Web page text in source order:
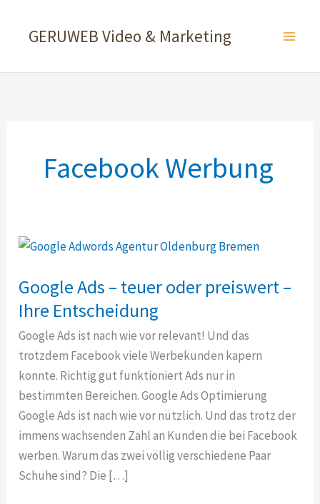
GERUWEB Video & Marketing
Facebook Werbung
Google Ads – teuer oder preiswert –
Ihre Entscheidung
Google Ads ist nach wie vor relevant! Und das
trotzdem Facebook viele Werbekunden kapern
konnte. Richtig gut funktioniert Ads nur in
bestimmten Bereichen. Google Ads Optimierung
Google Ads ist nach wie vor nützlich. Und das trotz der
immens wachsenden Zahl an Kunden die bei Facebook
werben. Warum das zwei völlig verschiedene Paar
Schuhe sind? Die […]